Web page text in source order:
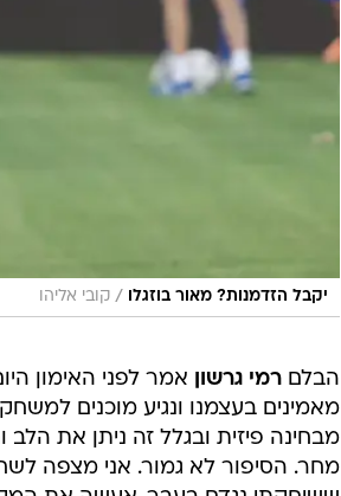
יקבל הזדמנות? מאור בוזגלו / קובי אליהו
הבלם רמי גרשון אמר לפני האימון
מאמינים בעצמנו ונגיע מוכנים
מבחינה פיזית ובגלל זה ניתן את
מחר. הסיפור לא גמור. אני מצפה